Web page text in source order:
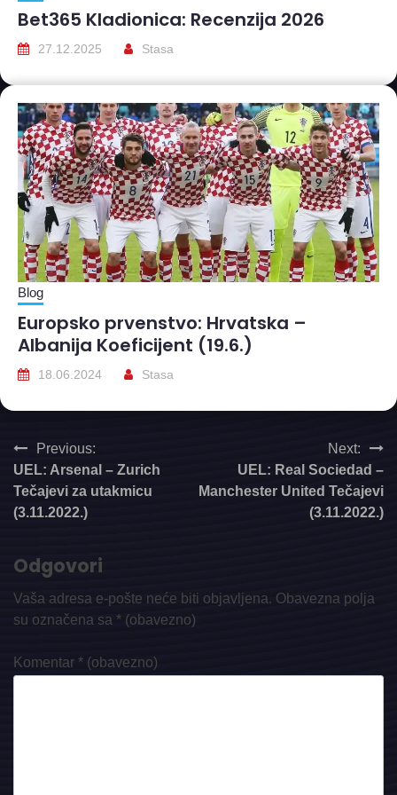
Bet365 Kladionica: Recenzija 2026
27.12.2025 Stasa
Blog
Europsko prvenstvo: Hrvatska –
Albanija Koeficijent (19.6.)
18.06.2024 Stasa
Navigacija
objava
Previous:
UEL: Arsenal – Zurich
Tečajevi za utakmicu
(3.11.2022.)
Next:
UEL: Real Sociedad –
Manchester United Tečajevi
(3.11.2022.)
Odgovori
Vaša adresa e-pošte neće biti objavljena. Obavezna polja
su označena sa * (obavezno)
Komentar * (obavezno)